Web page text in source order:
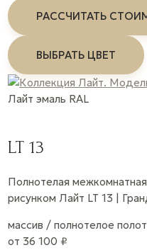
РАССЧИТАТЬ
ВЫБРАТЬ ЦВЕТ
Лайт эмаль RAL
LT 13
Полнотелая
рисунком Лайт LT 13 |
массив / полнотелое
от 36 100 ₽